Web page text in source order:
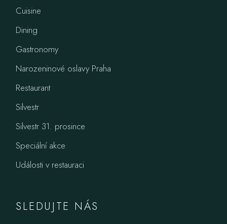
Cuisine
Dining
Gastronomy
Narozeninové oslavy Praha
Restaurant
Silvestr
Silvestr 31. prosince
Speciální akce
Události v restauraci
SLEDUJTE NÁS